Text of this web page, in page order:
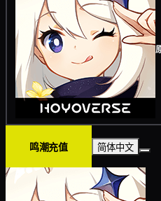
鸣潮充值 简体中文